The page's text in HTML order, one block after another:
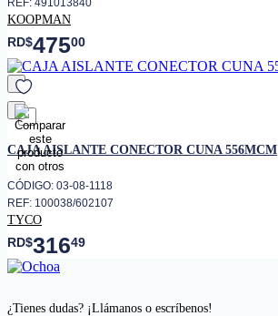
REF: 491013840
KOOPMAN
RD$47500
favorito
CAJA AISLANTE CONECTOR CUNA 556MCM
CÓDIGO: 03-08-1118
REF: 100038/602107
TYCO
RD$31649
¿Tienes dudas? ¡Llámanos o escríbenos!